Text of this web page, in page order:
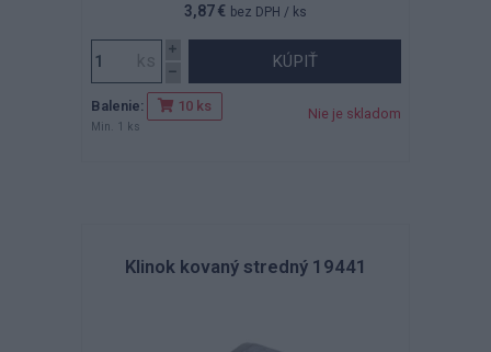
3,87 € bez DPH / ks
KÚPIŤ
Balenie: 10 ks
Min. 1 ks
Nie je skladom
Klinok kovaný stredný 19441